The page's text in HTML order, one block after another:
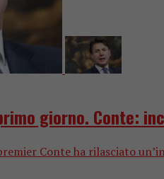
giorno. Conte:
Conte ha rilasciato